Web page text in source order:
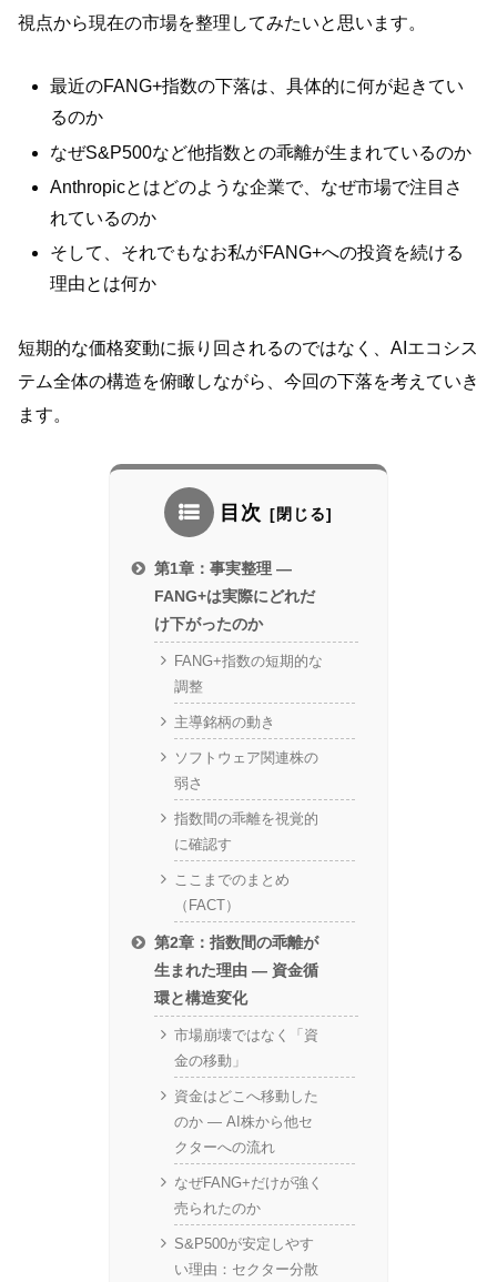
視点から現在の市場を整理してみたいと思います。
最近のFANG+指数の下落は、具体的に何が起きてい
るのか
なぜS&P500など他指数との乖離が生まれているのか
Anthropicとはどのような企業で、なぜ市場で注目さ
れているのか
そして、それでもなお私がFANG+への投資を続ける
理由とは何か
短期的な価格変動に振り回されるのではなく、AIエコシス
テム全体の構造を俯瞰しながら、今回の下落を考えていき
ます。
目次
第1章：事実整理 —
FANG+は実際にどれだ
け下がったのか
FANG+指数の短期的な
調整
主導銘柄の動き
ソフトウェア関連株の
弱さ
指数間の乖離を視覚的
に確認す
ここまでのまとめ
（FACT）
第2章：指数間の乖離が
生まれた理由 — 資金循
環と構造変化
市場崩壊ではなく「資
金の移動」
資金はどこへ移動した
のか — AI株から他セ
クターへの流れ
なぜFANG+だけが強く
売られたのか
S&P500が安定しやす
い理由：セクター分散